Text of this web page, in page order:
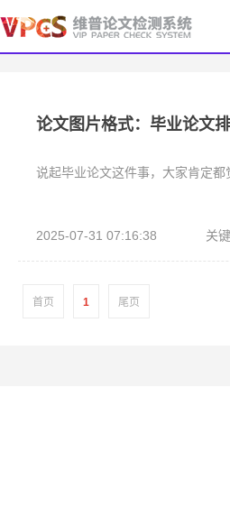
论文图片格式：毕业论文
说起毕业论文这件事，大家肯定
2025-07-31 07:16:38 关
首页 1 尾页